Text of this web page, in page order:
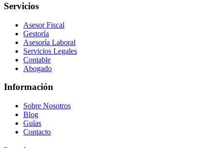
Servicios
Asesor Fiscal
Gestoría
Asesoría Laboral
Servicios Legales
Contable
Abogado
Información
Sobre Nosotros
Blog
Guías
Contacto